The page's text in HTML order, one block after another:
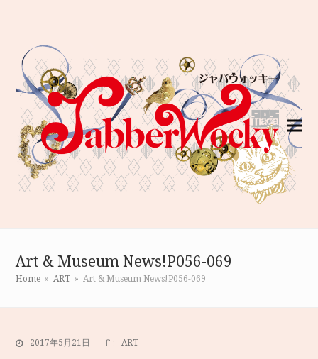
Art & Museum News!P056-069
Home » ART » Art & Museum News!P056-069
2017年5月21日 ART